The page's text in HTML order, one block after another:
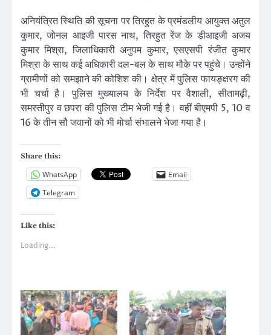
अनियंत्रित स्थिति की सूचना पर तिरहुत के प्रमंडलीय आयुक्त अतुल
कुमार, जोनल आइजी पारस नाथ, तिरहुत रेंज के डीआइजी अजय
कुमार मिश्रा, जिलाधिकारी अनुपम कुमार, एसएसपी रंजीत कुमार
मिश्रा के साथ कई अधिकारी दल-बल के साथ मौके पर पहुंचे। उन्होंने
ग्रामीणों को समझाने की कोशिश की। क्षेत्र में पुलिस फायङ्क्षरग की
भी चर्चा है। पुलिस मुख्यालय के निर्देश पर वैशाली, सीतामढ़ी,
समस्तीपुर व छपरा की पुलिस टीम भेजी गई है। वहीं बीएमपी 5, 10 व
16 के तीन सौ जवानों को भी मोर्चा संभालने भेजा गया है।
Share this:
WhatsApp
Email
Telegram
Like this:
Loading...